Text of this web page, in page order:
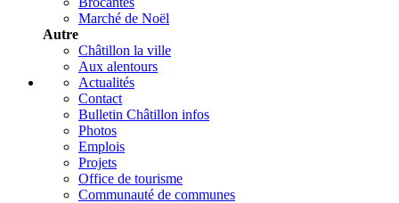
Marché de Noël
Autre
Châtillon la ville
Aux alentours
Actualités
Contact
Bulletin Châtillon infos
Photos
Emplois
Projets
Office de tourisme
Communauté de communes